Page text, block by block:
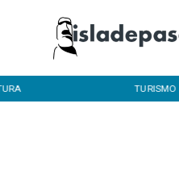
TENDENCIAS